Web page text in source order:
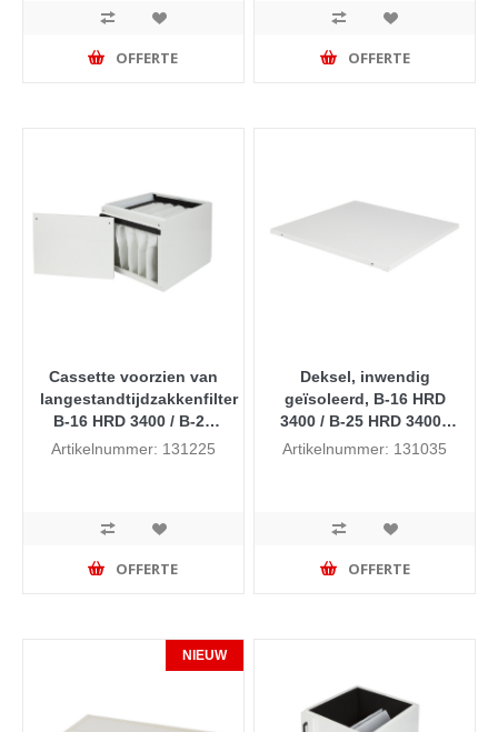
OFFERTE OFFERTE
Cassette voorzien van
langestandtijdzakkenfilter
B-16 HRD 3400 / B-25
HRD 3400 / B-40 HRD
Artikelnummer: 131225
OFFERTE
Deksel, inwendig
geïsoleerd, B-16 HRD
3400 / B-25 HRD 3400 /
B-40 HRD 3400
Artikelnummer: 131035
OFFERTE
NIEUW